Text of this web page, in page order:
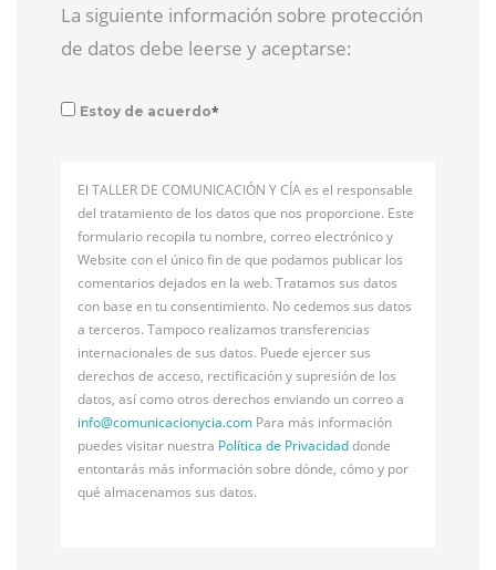
La siguiente información sobre protección
de datos debe leerse y aceptarse:
Estoy de acuerdo*
El TALLER DE COMUNICACIÓN Y CÍA es el responsable
del tratamiento de los datos que nos proporcione. Este
formulario recopila tu nombre, correo electrónico y
Website con el único fin de que podamos publicar los
comentarios dejados en la web. Tratamos sus datos
con base en tu consentimiento. No cedemos sus datos
a terceros. Tampoco realizamos transferencias
internacionales de sus datos. Puede ejercer sus
derechos de acceso, rectificación y supresión de los
datos, así como otros derechos enviando un correo a
info@comunicacionycia.com Para más información
puedes visitar nuestra Política de Privacidaddonde
entontarás más información sobre dónde, cómo y por
qué almacenamos sus datos.